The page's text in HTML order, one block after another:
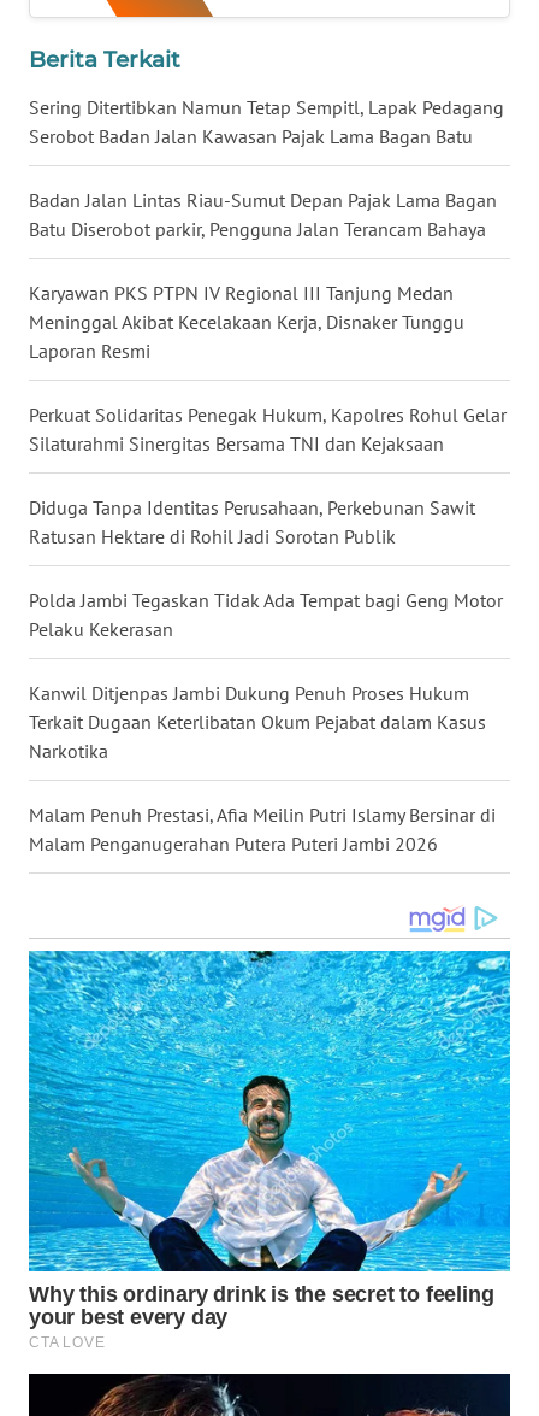
Berita Terkait
Sering Ditertibkan Namun Tetap Sempitl, Lapak Pedagang
Serobot Badan Jalan Kawasan Pajak Lama Bagan Batu
Badan Jalan Lintas Riau-Sumut Depan Pajak Lama Bagan
Batu Diserobot parkir, Pengguna Jalan Terancam Bahaya
Karyawan PKS PTPN IV Regional III Tanjung Medan
Meninggal Akibat Kecelakaan Kerja, Disnaker Tunggu
Laporan Resmi
Perkuat Solidaritas Penegak Hukum, Kapolres Rohul Gelar
Silaturahmi Sinergitas Bersama TNI dan Kejaksaan
Diduga Tanpa Identitas Perusahaan, Perkebunan Sawit
Ratusan Hektare di Rohil Jadi Sorotan Publik
Polda Jambi Tegaskan Tidak Ada Tempat bagi Geng Motor
Pelaku Kekerasan
Kanwil Ditjenpas Jambi Dukung Penuh Proses Hukum
Terkait Dugaan Keterlibatan Okum Pejabat dalam Kasus
Narkotika
Malam Penuh Prestasi, Afia Meilin Putri Islamy Bersinar di
Malam Penganugerahan Putera Puteri Jambi 2026
WN
NIAS
WN
LANGKAT
WN
TAPANULI
SELATAN
WN
TANJUNG
KARO
WN
SIMALUNGUN
WN
LABUHANBATU
WN
TAPANULI
TENGAH
WN DELI
SERDANG
TINGGI
WN
PAKPAK
WN
KARAWANG
WN
BEKASI
WN
BOGOR
WN
DEPOK